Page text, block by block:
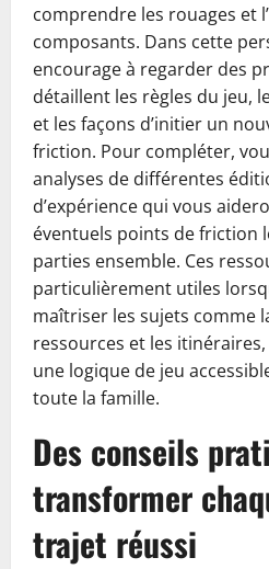
comprendre les rouages et
composants. Dans cette
encourage à regarder des
détaillent les règles du jeu,
et les façons d’initier un
friction. Pour compléter,
analyses de différentes
d’expérience qui vous
éventuels points de friction
parties ensemble. Ces
particulièrement utiles
maîtriser les sujets comme
ressources et les
une logique de jeu
toute la famille.
Des conseils
transformer
trajet réussi